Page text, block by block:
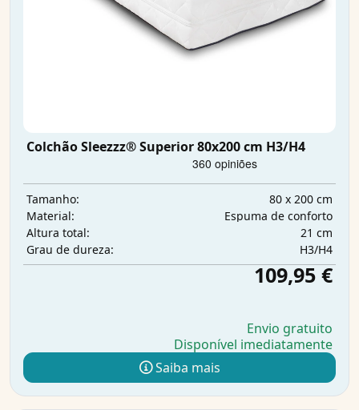
Colchão Sleezzz® Superior 80x200 cm H3/H4
Tamanho:
80 x 200 cm
Material:
Espuma de conforto
Altura total:
21 cm
Grau de dureza:
H3/H4
109,95 €
Envio gratuito
Disponível imediatamente
Saiba mais